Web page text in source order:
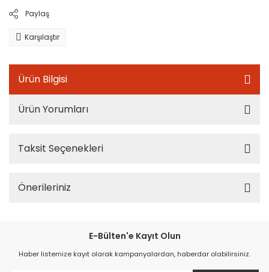
Paylaş
Karşılaştır
Ürün Bilgisi
Ürün Yorumları
Taksit Seçenekleri
Önerileriniz
E-Bülten'e Kayıt Olun
Haber listemize kayıt olarak kampanyalardan, haberdar olabilirsiniz.